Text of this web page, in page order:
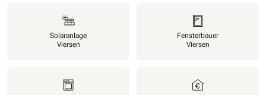
Solaranlage
Viersen
Fensterbauer
Viersen